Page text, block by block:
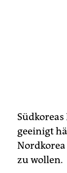
geeinigt
zu wollen.